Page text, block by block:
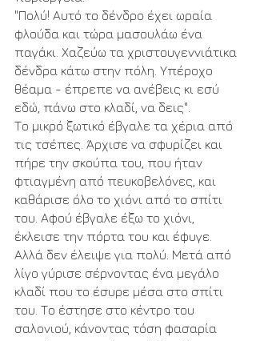
"Πολύ! Αυτό το δένδρο έχει ωραία
φλούδα και τώρα μασουλάω ένα
παγάκι. Χαζεύω τα χριστουγεννιάτικα
δένδρα κάτω στην πόλη. Υπέροχο
θέαμα - έπρεπε να ανέβεις κι εσύ
εδώ, πάνω στο κλαδί, να δεις".
Το μικρό ξωτικό έβγαλε τα χέρια από
τις τσέπες. Άρχισε να σφυρίζει και
πήρε την σκούπα του, που ήταν
φτιαγμένη από πευκοβελόνες, και
καθάρισε όλο το χιόνι από το σπίτι
του. Αφού έβγαλε έξω το χιόνι,
έκλεισε την πόρτα του και έφυγε.
Αλλά δεν έλειψε για πολύ. Μετά από
λίγο γύρισε σέρνοντας ένα μεγάλο
κλαδί που το έσυρε μέσα στο σπίτι
του. Το έστησε στο κέντρο του
σαλονιού, κάνοντας τόση φασαρία